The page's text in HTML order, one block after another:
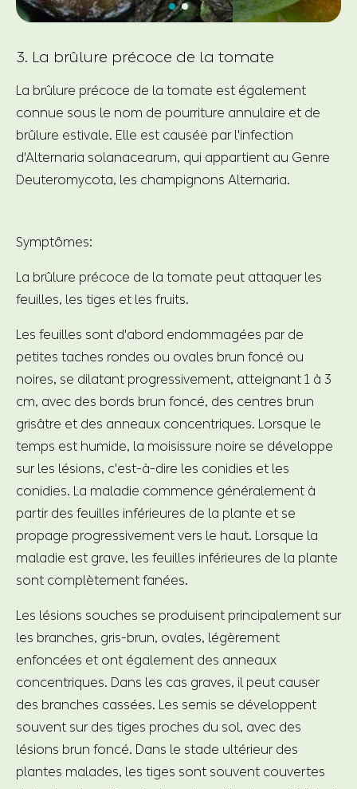
3. La brûlure précoce de la tomate
La brûlure précoce de la tomate est également
connue sous le nom de pourriture annulaire et de
brûlure estivale. Elle est causée par l'infection
d'Alternaria solanacearum, qui appartient au Genre
Deuteromycota, les champignons Alternaria.
Symptômes:
La brûlure précoce de la tomate peut attaquer les
feuilles, les tiges et les fruits.
Les feuilles sont d'abord endommagées par de
petites taches rondes ou ovales brun foncé ou
noires, se dilatant progressivement, atteignant 1 à 3
cm, avec des bords brun foncé, des centres brun
grisâtre et des anneaux concentriques. Lorsque le
temps est humide, la moisissure noire se développe
sur les lésions, c'est-à-dire les conidies et les
conidies. La maladie commence généralement à
partir des feuilles inférieures de la plante et se
propage progressivement vers le haut. Lorsque la
maladie est grave, les feuilles inférieures de la plante
sont complètement fanées.
Les lésions souches se produisent principalement sur
les branches, gris-brun, ovales, légèrement
enfoncées et ont également des anneaux
concentriques. Dans les cas graves, il peut causer
des branches cassées. Les semis se développent
souvent sur des tiges proches du sol, avec des
lésions brun foncé. Dans le stade ultérieur des
plantes malades, les tiges sont souvent couvertes